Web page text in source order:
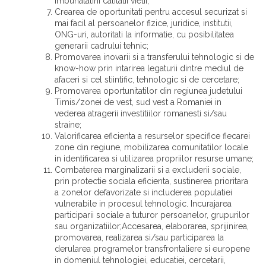
Crearea de oportunitati pentru accesul securizat si
mai facil al persoanelor fizice, juridice, institutii,
ONG-uri, autoritati la informatie, cu posibilitatea
generarii cadrului tehnic;
Promovarea inovarii si a transferului tehnologic si de
know-how prin intarirea legaturii dintre mediul de
afaceri si cel stiintific, tehnologic si de cercetare;
Promovarea oportunitatilor din regiunea judetului
Timis/zonei de vest, sud vest a Romaniei in
vederea atragerii investitiilor romanesti si/sau
straine;
Valorificarea eficienta a resurselor specifice fiecarei
zone din regiune, mobilizarea comunitatilor locale
in identificarea si utilizarea propriilor resurse umane;
Combaterea marginalizarii si a excluderii sociale,
prin protectie sociala eficienta, sustinerea prioritara
a zonelor defavorizate si includerea populatiei
vulnerabile in procesul tehnologic. Incurajarea
participarii sociale a tuturor persoanelor, grupurilor
sau organizatiilor;Accesarea, elaborarea, sprijinirea,
promovarea, realizarea si/sau participarea la
derularea programelor transfrontaliere si europene
in domeniul tehnologiei, educatiei, cercetarii,